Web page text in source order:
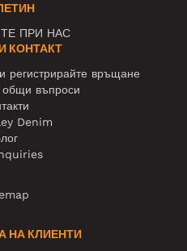
ПРИ НАС
КОНТАКТ
регистрирайте връщане
общи въпроси
Denim
НА КЛИЕНТИ